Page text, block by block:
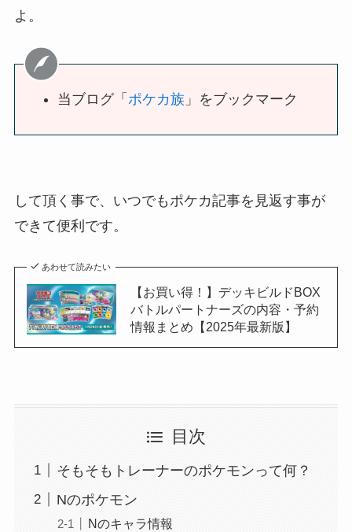
よ。
当ブログ「 ポケカ族」をブックマーク
して頂く事で、いつでもポケカ記事を見返す事が
できて便利です。
あわせて読みたい
【お買い得！】デッキビルドBOX
バトルパートナーズの内容・予約
情報まとめ【2025年最新版】
目次
そもそもトレーナーのポケモンって何？
Nのポケモン
Nのキャラ情報